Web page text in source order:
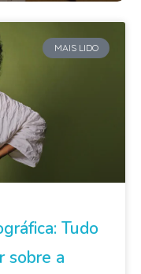
MAIS LIDO
Tudo
sobre a